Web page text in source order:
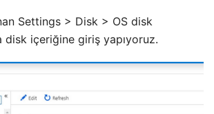
Settings > Disk > OS disk
disk içeriğine giriş yapıyoruz.